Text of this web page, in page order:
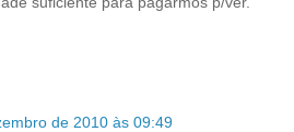
de 2010 às 09:49